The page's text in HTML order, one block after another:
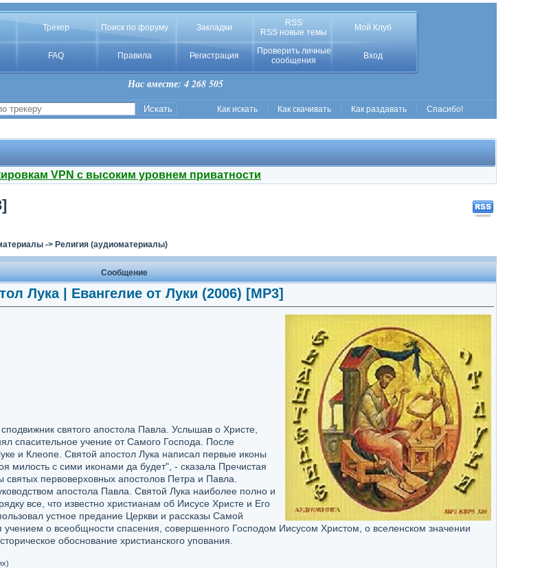
Трекер Поиск по форуму Закладки
RSS
RSS новые темы
Мой Клуб
FAQ Правила Регистрация
Проверить личные
сообщения
Вход
Нас вместе: 4 268 505
Как искать Как скачивать Как раздавать Спасибо!
VPN с высоким уровнем приватности
-> Религия (аудиоматериалы)
Сообщение
Лука | Евангелие от Луки (2006) [MP3]
святого апостола Павла. Услышав о Христе,
спасительное учение от Самого Господа. После
и Клеопе. Святой апостол Лука написал первые иконы
с сими иконами да будет", - сказала Пречистая
первоверховных апостолов Петра и Павла.
апостола Павла. Святой Лука наиболее полно и
все, что известно христианам об Иисусе Христе и Его
устное предание Церкви и рассказы Самой
о всеобщности спасения, совершенного Господом Иисусом Христом, о вселенском значении
обоснование христианского упования.